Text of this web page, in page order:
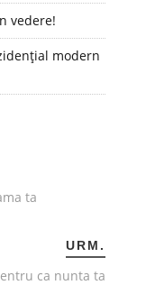
vedere!
modern
ta
URM.
ca nunta ta